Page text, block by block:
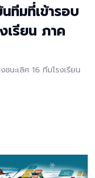
ทีมที่เข้ารอบ
เรียน ภาค
นะเลิศ 16 ทีมโรงเรียน